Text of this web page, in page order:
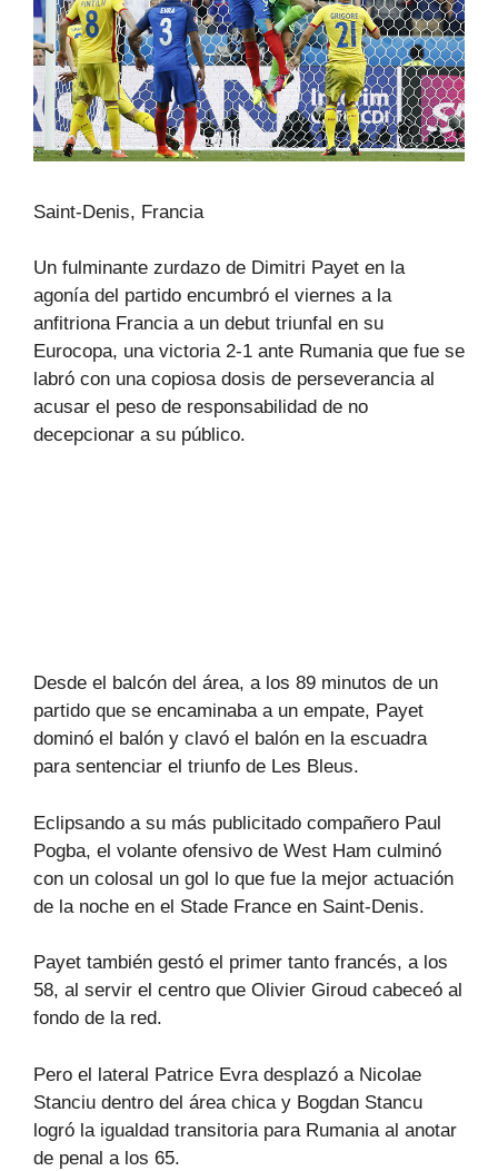
Saint-Denis, Francia
Un fulminante zurdazo de Dimitri Payet en la
agonía del partido encumbró el viernes a la
anfitriona Francia a un debut triunfal en su
Eurocopa, una victoria 2-1 ante Rumania que fue se
labró con una copiosa dosis de perseverancia al
acusar el peso de responsabilidad de no
decepcionar a su público.
Desde el balcón del área, a los 89 minutos de un
partido que se encaminaba a un empate, Payet
dominó el balón y clavó el balón en la escuadra
para sentenciar el triunfo de Les Bleus.
Eclipsando a su más publicitado compañero Paul
Pogba, el volante ofensivo de West Ham culminó
con un colosal un gol lo que fue la mejor actuación
de la noche en el Stade France en Saint-Denis.
Payet también gestó el primer tanto francés, a los
58, al servir el centro que Olivier Giroud cabeceó al
fondo de la red.
Pero el lateral Patrice Evra desplazó a Nicolae
Stanciu dentro del área chica y Bogdan Stancu
logró la igualdad transitoria para Rumania al anotar
de penal a los 65.